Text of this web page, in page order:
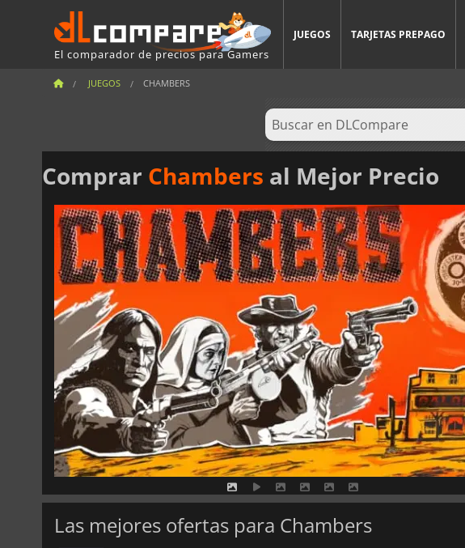
El comparador de precios para Gamers
JUEGOS TARJETAS PREPAGO
JUEGOS CHAMBERS
Comprar Chambers al Mejor Precio
Las mejores ofertas para Chambers